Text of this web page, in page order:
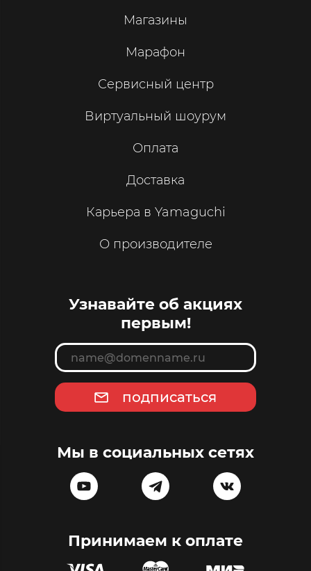
Магазины
Марафон
Сервисный центр
Виртуальный шоурум
Оплата
Доставка
Карьера в Yamaguchi
О производителе
Узнавайте об акциях
первым!
подписаться
Мы в социальных сетях
Принимаем к оплате